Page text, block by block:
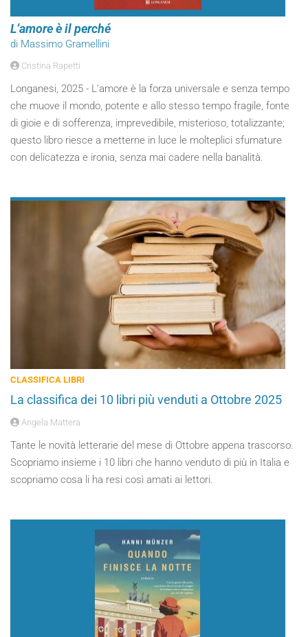
L’amore è il perché
di Massimo Gramellini
Cristina Rapetti
Longanesi, 2025 - L’amore è la forza universale e senza tempo
che muove il mondo, potente e allo stesso tempo fragile, fonte
di gioie e di sofferenza, imprevedibile, misterioso, totalizzante;
questo libro riesce a metterne in luce le molteplici sfumature
con delicatezza e ironia, senza mai cadere nella banalità.
CLASSIFICA LIBRI
La classifica dei 10 libri più venduti a Ottobre 2025
Angela Mattera
Tante le novità letterarie del mese di Ottobre appena trascorso.
Scopriamo insieme i 10 libri che hanno venduto di più in Italia e
scopriamo cosa li ha resi così amati ai lettori.